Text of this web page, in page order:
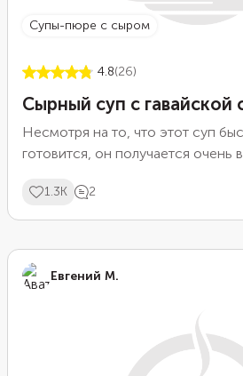
супы-пюре с сыром
4.8(26)
Сырный суп с гавайской
Несмотря на то, что этот суп
готовится, он получается очень
нежную кремовую текстуру. Мы
измельчили отваренный
замороженную гавайскую
вкус и яркий вид.
1.3K 2
Евгений М.